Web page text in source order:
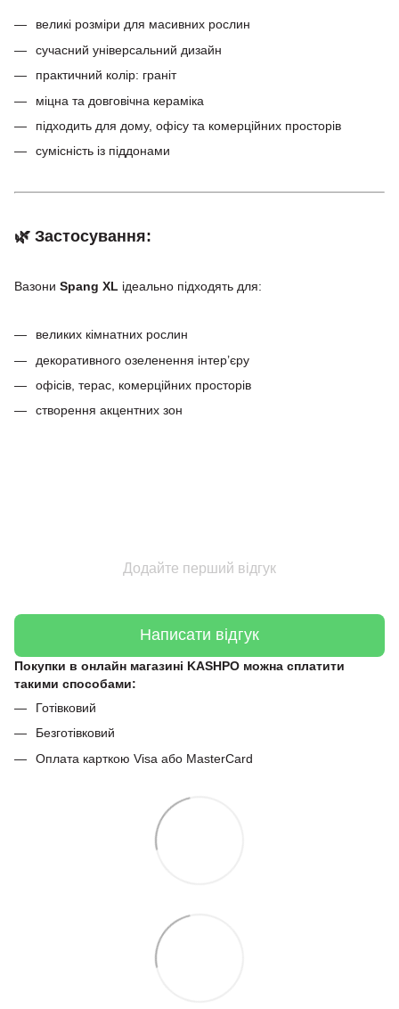
великі розміри для масивних рослин
сучасний універсальний дизайн
практичний колір: граніт
міцна та довговічна кераміка
підходить для дому, офісу та комерційних просторів
сумісність із піддонами
🌿 Застосування:
Вазони Spang XL ідеально підходять для:
великих кімнатних рослин
декоративного озеленення інтер’єру
офісів, терас, комерційних просторів
створення акцентних зон
Додайте перший відгук
Написати відгук
Покупки в онлайн магазині KASHPO можна сплатити
такими способами:
Готівковий
Безготівковий
Оплата карткою Visa або MasterCard